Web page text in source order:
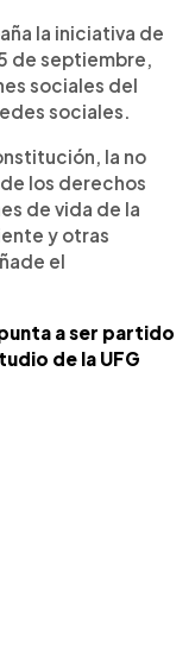
la iniciativa de
de septiembre,
sociales del
sociales.
la no
los derechos
de vida de la
y otras
el
a ser partido
de la UFG